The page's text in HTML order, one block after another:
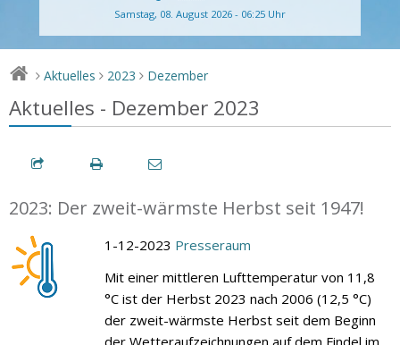
Samstag, 08. August 2026 - 06:25 Uhr
> Aktuelles > 2023 > Dezember
Aktuelles - Dezember 2023
2023: Der zweit-wärmste Herbst seit 1947!
1-12-2023 Presseraum
Mit einer mittleren Lufttemperatur von 11,8
°C ist der Herbst 2023 nach 2006 (12,5 °C)
der zweit-wärmste Herbst seit dem Beginn
der Wetteraufzeichnungen auf dem Findel im